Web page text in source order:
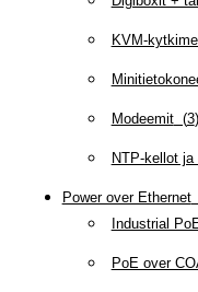
KVM-
Modeemit(3)
NTP-kellot ja
Power over Ethernet(
Industrial
PoE over